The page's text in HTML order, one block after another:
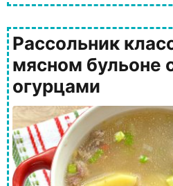
Рассольник
мясном бульоне
огурцами